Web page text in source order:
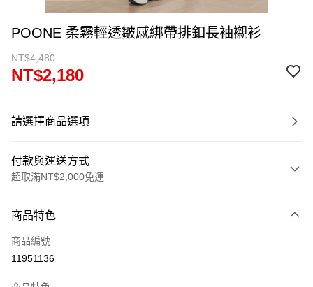
POONE 柔霧輕透皺感綁帶排釦長袖襯衫
NT$4,480
NT$2,180
請選擇商品選項
付款與運送方式
超取滿NT$2,000免運
信用卡一次付款
超商取貨付款
商品特色
商品編號
11951136